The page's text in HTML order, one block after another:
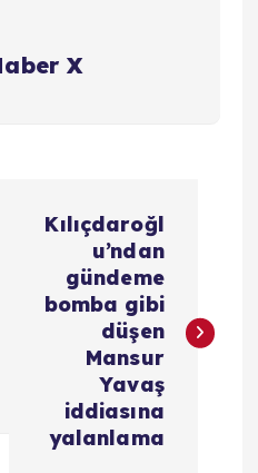
X
Kılıçdaroğl
u’ndan
gündeme
bomba gibi
düşen
Mansur
Yavaş
iddiasına
yalanlama